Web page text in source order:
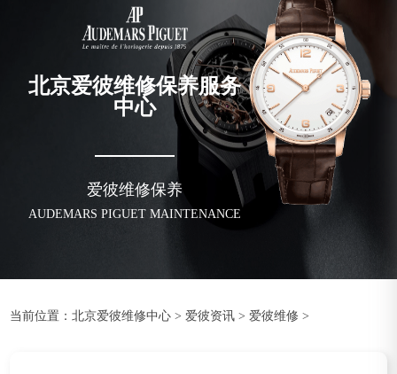
节假日正常营业！
北京爱彼维修保养服务
中心
爱彼维修保养
AUDEMARS PIGUET MAINTENANCE
当前位置：北京爱彼维修中心 > 爱彼资讯 > 爱彼维修 >